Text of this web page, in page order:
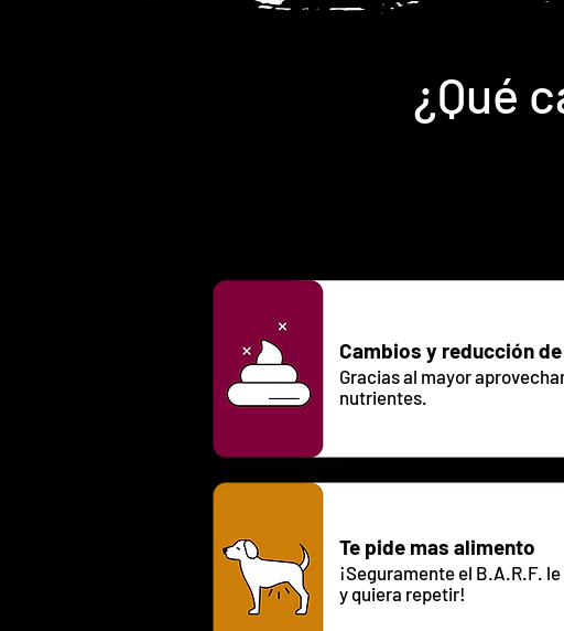
¿Qué
Cambios y reducción
Gracias al mayor
nutrientes.
Te pide mas alimento
¡Seguramente el B.A.R.F.
y quiera repetir!